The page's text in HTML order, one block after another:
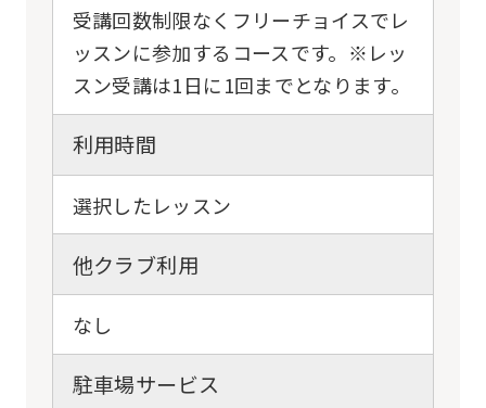
受講回数制限なくフリーチョイスでレ
ッスンに参加するコースです。※レッ
スン受講は1日に1回までとなります。
利用時間
選択したレッスン
他クラブ利用
なし
駐車場サービス
automatically
translated
into
English.
the
(start
translation)